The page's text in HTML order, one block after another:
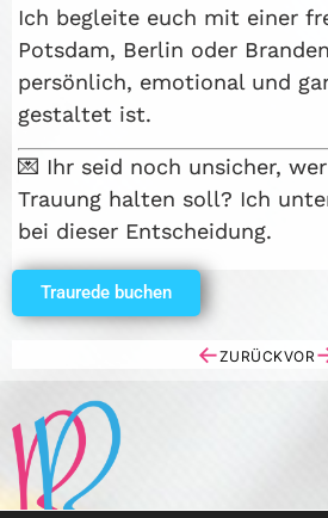
Ich begleite euch mit einer
Potsdam, Berlin oder
persönlich, emotional und
gestaltet ist.
💌 Ihr seid noch unsicher,
Trauung halten soll? Ich
bei dieser Entscheidung.
Traurede buchen
←ZURÜCKVOR